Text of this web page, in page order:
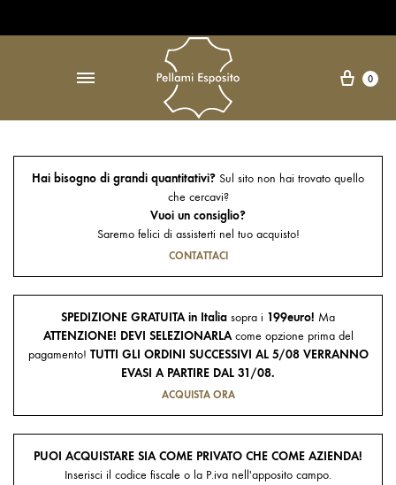
↵
0
Hai bisogno di grandi quantitativi? Sul sito non hai trovato quello
che cercavi?
Vuoi un consiglio?
Saremo felici di assisterti nel tuo acquisto!
CONTATTACI
SPEDIZIONE GRATUITA in Italia sopra i 199euro! Ma
ATTENZIONE! DEVI SELEZIONARLAcome opzione prima del
pagamento! TUTTI GLI ORDINI SUCCESSIVI AL 5/08 VERRANNO
EVASI A PARTIRE DAL 31/08.
ACQUISTA ORA
PUOI ACQUISTARE SIA COME PRIVATO CHE COME AZIENDA!
Inserisci il codice fiscale o la P.iva nell'apposito campo.